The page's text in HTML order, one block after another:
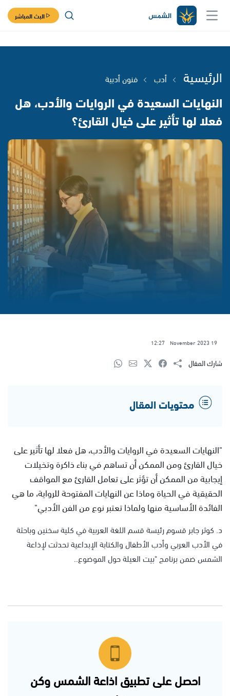
البث المباشر
الرئيسية أدب فنون أدبية
النهايات السعيدة في الروايات والأدب، هل
فعلا لها تأثير على خيال القارئ؟
19 November 2023
12:27
شارك المقال
محتويات المقال
"النهايات السعيدة في الروايات والأدب، هل فعلا لها تأثير على
خيال القارئ ومن الممكن أن تساهم في بناء ذاكرة وتخيلات
إيجابية من الممكن أن تؤثر على تعامل القارئ مع المواقف
الحقيقية في الحياة وماذا عن النهايات المفتوحة للرواية، ما هي
الفائدة الأساسية منها ولماذا تعتبر نوع من الفن الأدبي"
د. كوثر جابر قسوم رئيسة قسم اللغة العربية في كلية سخنين وباحثة
في الأدب العربي وأدب الأطفال والكتابة الإبداعية تحدثت لإذاعة
الشمس ضمن برنامج "بيت العيلة حول الموضوع..
احصل على تطبيق اذاعة الشمس وكن